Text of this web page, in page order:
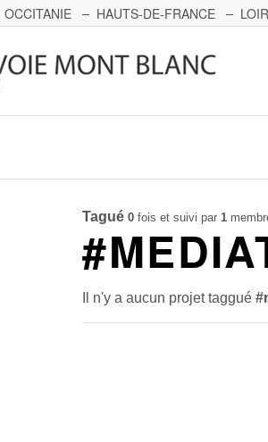
OCCITANIE HAUTS-DE-FRANCE
Tagué 0 fois et suivi par1
Il n'y a aucun projet taggué